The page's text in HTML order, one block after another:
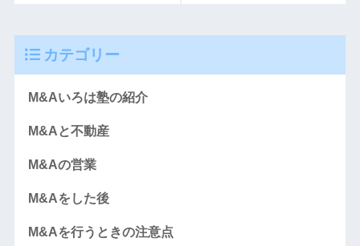
カテゴリー
M&Aいろは塾の紹介
M&Aと不動産
M&Aの営業
M&Aをした後
M&Aを行うときの注意点